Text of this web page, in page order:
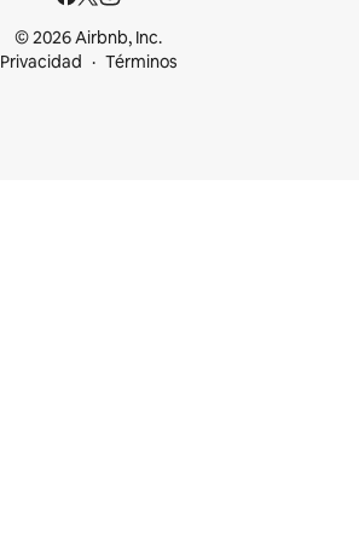
© 2026 Airbnb, Inc.
Privacidad
Términos